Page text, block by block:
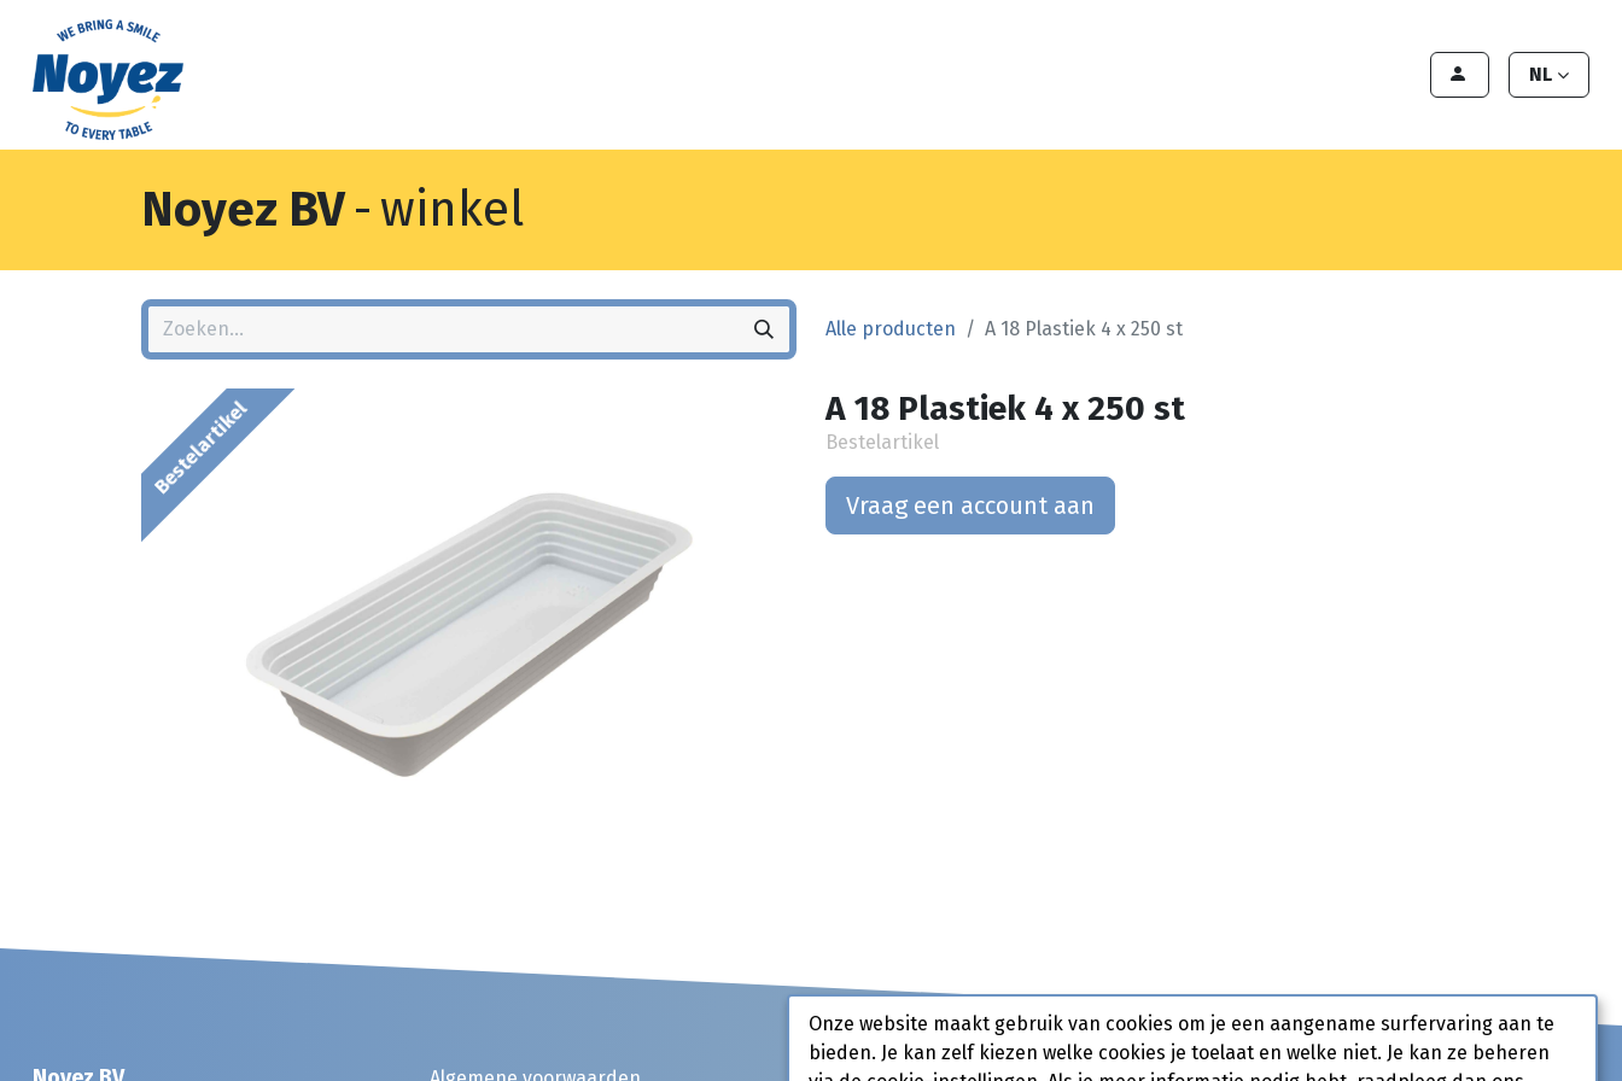
NL
Noyez BV- winkel
Alle producten A 18 Plastiek 4 x 250 st
Bestelartikel A 18 Plastiek 4 x 250 st
Bestelartikel
Vraag een account aan
Onze website maakt gebruik van cookies om je een aangename surfervaring aan te
bieden. Je kan zelf kiezen welke cookies je toelaat en welke niet. Je kan ze beheren